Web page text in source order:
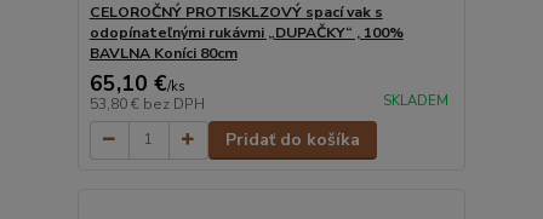
CELOROČNÝ PROTISKLZOVÝ spací vak s
odopínateľnými rukávmi „DUPAČKY“ , 100%
BAVLNA Koníci 80cm
65,10 €/ks
53,80 € bez DPH SKLADEM
Pridať do košíka